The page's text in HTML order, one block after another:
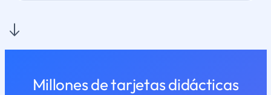
Millones de tarjetas didácticas